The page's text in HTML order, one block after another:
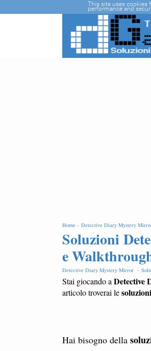
Home - Detective Diary Mystery
Soluzioni
e
Detective Diary Mystery Mirror -
Stai giocando a Detective
articolo troverai le
Hai bisogno della
This site uses cookies
performance and